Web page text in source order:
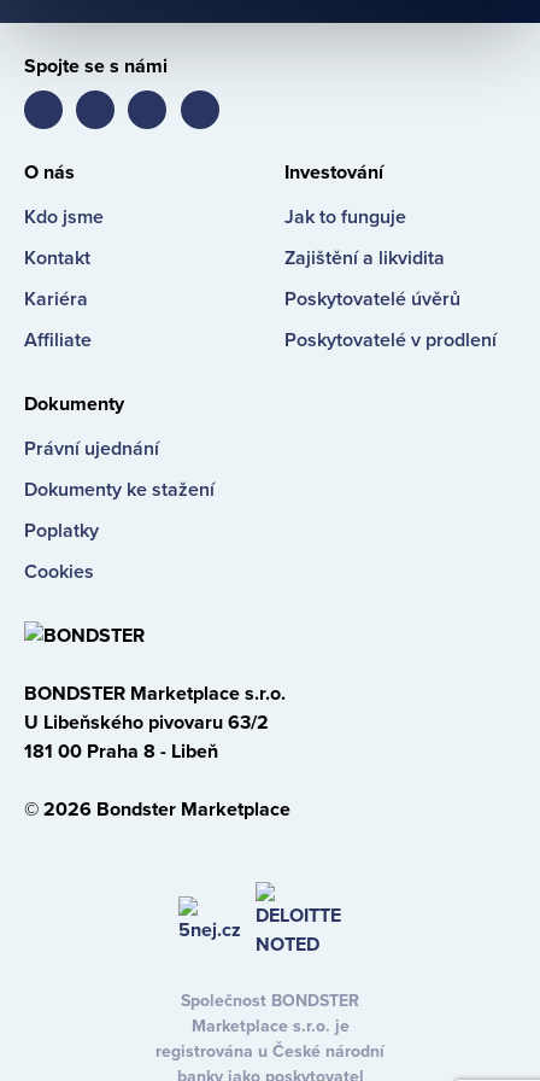
Spojte se s námi
BondsterBondster
O nás
Kdo jsme
Kontakt
Kariéra
Affiliate
Investování
Jak to funguje
Zajištění a likvidita
Poskytovatelé úvěrů
Poskytovatelé v prodlení
Dokumenty
Právní ujednání
Dokumenty ke stažení
Poplatky
Cookies
BONDSTER Marketplace s.r.o.
U Libeňského pivovaru 63/2
181 00 Praha 8 - Libeň
© 2026 Bondster Marketplace
Společnost BONDSTER
Marketplace s.r.o. je
registrována u České národní